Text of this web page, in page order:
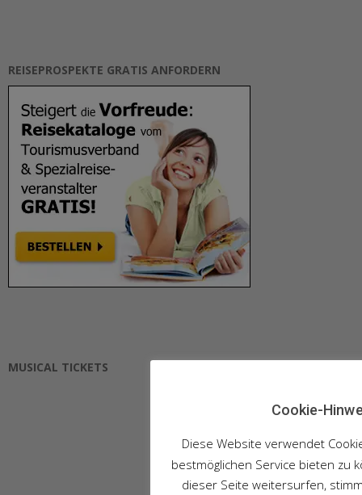
REISEPROSPEKTE GRATIS ANFORDERN
MUSICAL TICKETS
Cookie-
Diese Website verwendet
bestmöglichen Service bieten zu
dieser Seite weitersurfen,